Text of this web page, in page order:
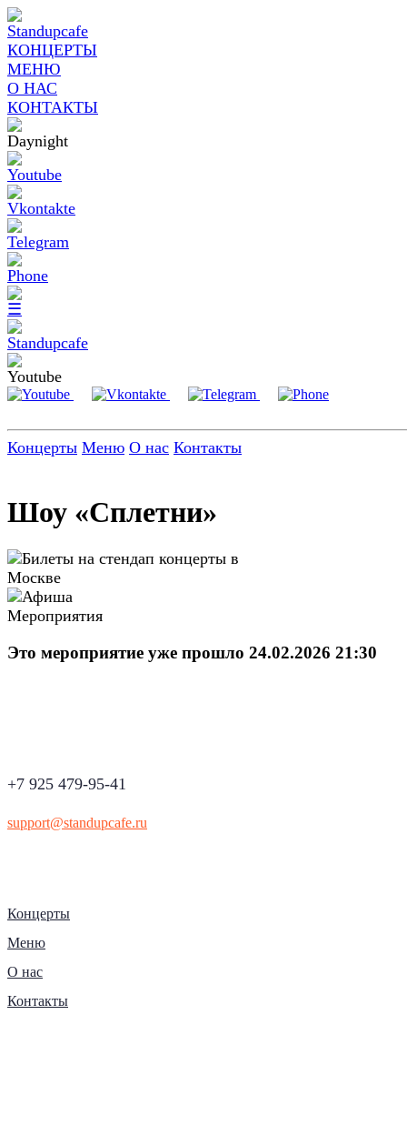
КОНЦЕРТЫ
МЕНЮ
О НАС
КОНТАКТЫ
Концерты Меню О нас Контакты
Шоу «Сплетни»
Это мероприятие уже прошло 24.02.2026 21:30
+7 925 479-95-41
support@standupcafe.ru
Концерты
Меню
О нас
Контакты